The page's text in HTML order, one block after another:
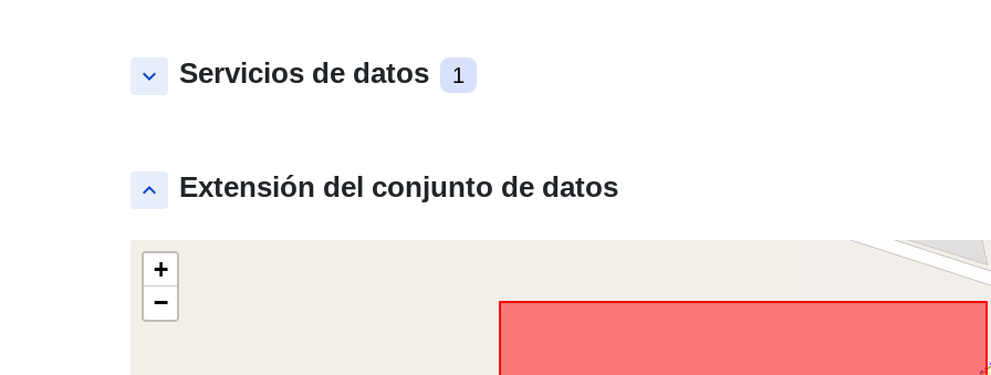
keyboard_arrow_down Servicios de datos 1
keyboard_arrow_up Extensión del conjunto de datos
+
−